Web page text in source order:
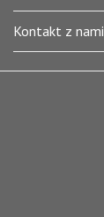
Kontakt z nami